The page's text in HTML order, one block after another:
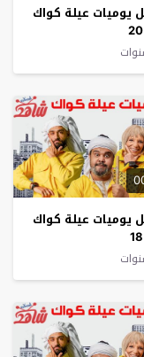
عيلة كواك
عيلة كواك